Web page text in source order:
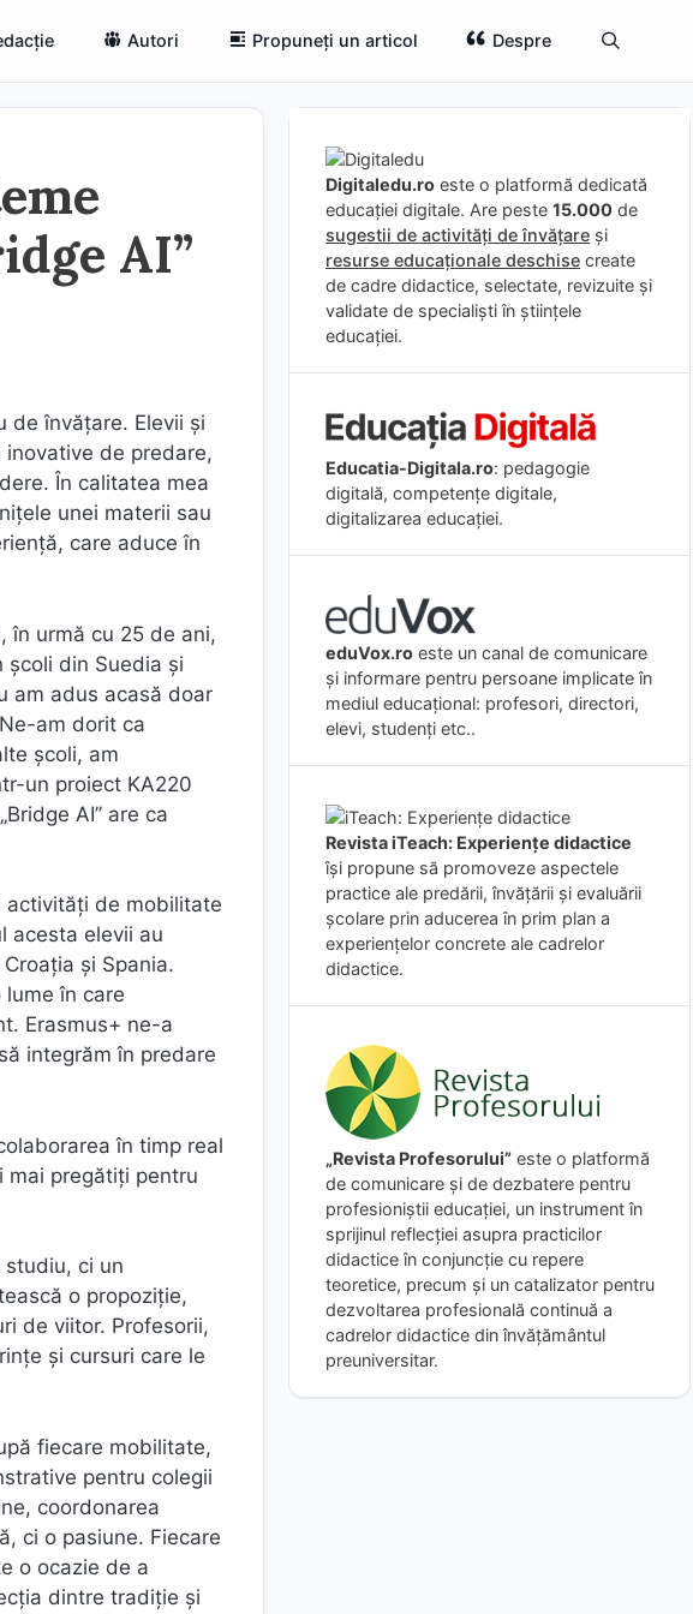
Autori Propuneți un articol Despre
AI”
de învățare. Elevii și
de predare,
În calitatea mea
unei materii sau
care aduce în
în urmă cu 25 de ani,
școli din Suedia și
am adus acasă doar
am dorit ca
școli, am
un proiect KA220
AI” are ca
activități de mobilitate
acesta elevii au
și Spania.
în care
Erasmus+ ne-a
integrăm în predare
în timp real
mai pregătiți pentru
ci un
o propoziție,
de viitor. Profesorii,
și cursuri care le
fiecare mobilitate,
pentru colegii
coordonarea
ci o pasiune. Fiecare
o ocazie de a
dintre tradiție și
Digitaledu.ro este o platformă dedicată
educației digitale. Are peste 15.000 de
sugestii de activități de învățare și
resurse educaționale deschise create
de cadre didactice, selectate, revizuite și
validate de specialiști în științele
educației.
Educatia-Digitala.ro: pedagogie
digitală, competențe digitale,
digitalizarea educației.
eduVox.ro este un canal de comunicare
și informare pentru persoane implicate în
mediul educațional: profesori, directori,
elevi, studenți etc..
Revista iTeach: Experienţe didactice
îşi propune să promoveze aspectele
practice ale predării, învăţării şi evaluării
şcolare prin aducerea în prim plan a
experienţelor concrete ale cadrelor
didactice.
„Revista Profesorului” este o platformă
de comunicare și de dezbatere pentru
profesioniștii educației, un instrument în
sprijinul reflecției asupra practicilor
didactice în conjuncție cu repere
teoretice, precum și un catalizator pentru
dezvoltarea profesională continuă a
cadrelor didactice din învățământul
preuniversitar.